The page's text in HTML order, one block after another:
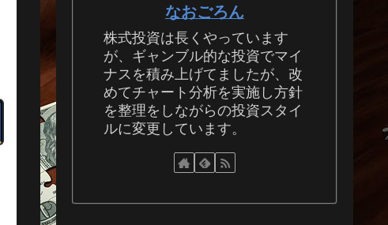
なおごろん
株式投資は長くやっています
が、ギャンブル的な投資でマイ
ナスを積み上げてましたが、改
めてチャート分析を実施し方針
を整理をしながらの投資スタイ
ルに変更しています。